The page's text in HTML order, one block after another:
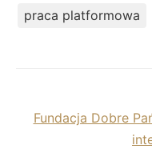
praca platformowa
Fundacja Dobre